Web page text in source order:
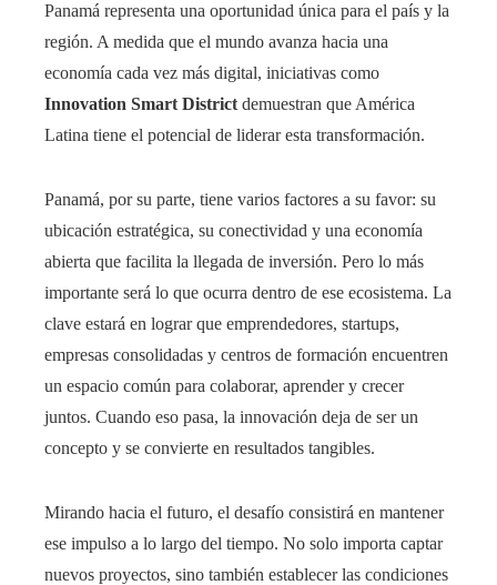
Panamá representa una oportunidad única para el país y la
región. A medida que el mundo avanza hacia una
economía cada vez más digital, iniciativas como
Innovation Smart District demuestran que América
Latina tiene el potencial de liderar esta transformación.
Panamá, por su parte, tiene varios factores a su favor: su
ubicación estratégica, su conectividad y una economía
abierta que facilita la llegada de inversión. Pero lo más
importante será lo que ocurra dentro de ese ecosistema. La
clave estará en lograr que emprendedores, startups,
empresas consolidadas y centros de formación encuentren
un espacio común para colaborar, aprender y crecer
juntos. Cuando eso pasa, la innovación deja de ser un
concepto y se convierte en resultados tangibles.
Mirando hacia el futuro, el desafío consistirá en mantener
ese impulso a lo largo del tiempo. No solo importa captar
nuevos proyectos, sino también establecer las condiciones